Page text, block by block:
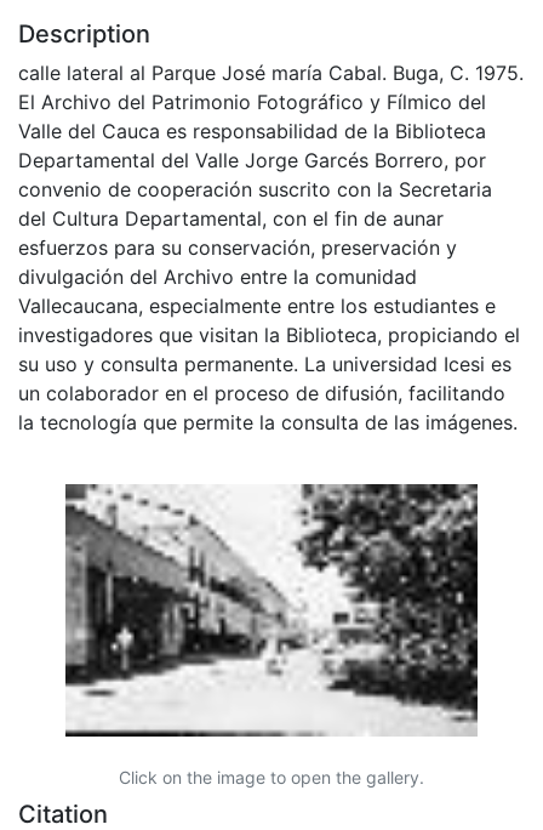
Description
calle lateral al Parque José maría Cabal. Buga, C. 1975.
El Archivo del Patrimonio Fotográfico y Fílmico del
Valle del Cauca es responsabilidad de la Biblioteca
Departamental del Valle Jorge Garcés Borrero, por
convenio de cooperación suscrito con la Secretaria
del Cultura Departamental, con el fin de aunar
esfuerzos para su conservación, preservación y
divulgación del Archivo entre la comunidad
Vallecaucana, especialmente entre los estudiantes e
investigadores que visitan la Biblioteca, propiciando el
su uso y consulta permanente. La universidad Icesi es
un colaborador en el proceso de difusión, facilitando
la tecnología que permite la consulta de las imágenes.
Click on the image to open the gallery.
Citation